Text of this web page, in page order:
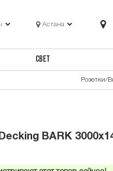
Астана
СВЕТ
Розетки/
BARK